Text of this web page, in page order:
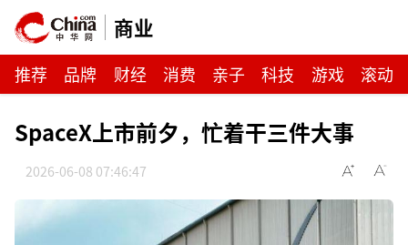
商业
推荐 品牌 财经 消费 亲子 科技 游戏 滚动
SpaceX上市前夕，忙着干三件大事
2026-06-08 07:46:47